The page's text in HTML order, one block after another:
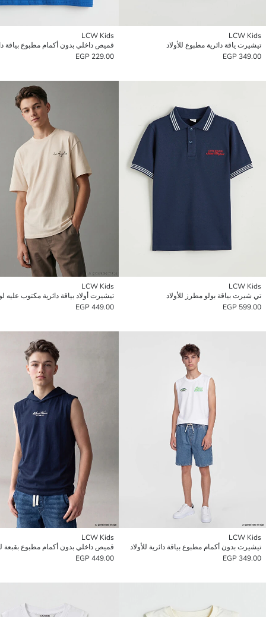
LCW Kids
تيشيرت ياقة دائرية مطبوع للأولاد
349.00 EGP
LCW Kids
229.00 EGP
LCW Kids
تي شيرت بياقة بولو مطرز للأولاد
599.00 EGP
LCW Kids
449.00 EGP
LCW Kids
تيشيرت بدون أكمام مطبوع بياقة دائرية للأولاد
349.00 EGP
LCW Kids
قميص داخلي بدون أكمام مطبوع بقبعة
449.00 EGP